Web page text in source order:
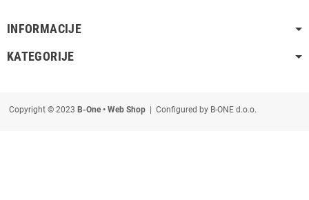
INFORMACIJE
KATEGORIJE
Copyright © 2023 B-One • Web Shop | Configured by B-ONE d.o.o.